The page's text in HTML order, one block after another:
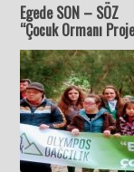
Egede SON – SÖZ
“Çocuk Ormanı